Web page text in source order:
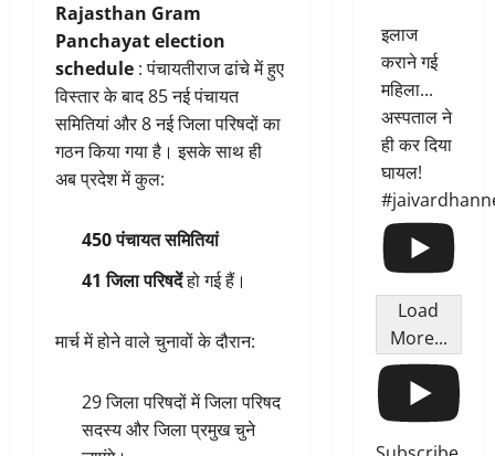
Rajasthan Gram
Panchayat election
schedule : पंचायतीराज ढांचे में हुए
विस्तार के बाद 85 नई पंचायत
समितियां और 8 नई जिला परिषदों का
गठन किया गया है। इसके साथ ही
अब प्रदेश में कुल:
450 पंचायत समितियां
41 जिला परिषदेंहो गई हैं।
मार्च में होने वाले चुनावों के दौरान:
29 जिला परिषदों में जिला परिषद
सदस्य और जिला प्रमुख चुने
इलाज
कराने गई
महिला...
अस्पताल ने
ही कर दिया
घायल!
Load
More...